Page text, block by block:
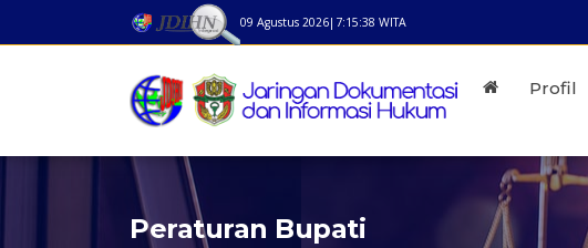
09 Agustus 2026| 7:15:38 WITA
Profil
Peraturan Bupati